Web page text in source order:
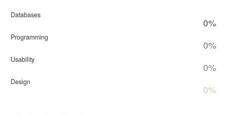
Databases
0%
Programming
0%
Usability
0%
Design
0%